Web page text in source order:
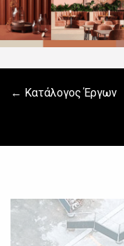
← Κατάλογος Έργων